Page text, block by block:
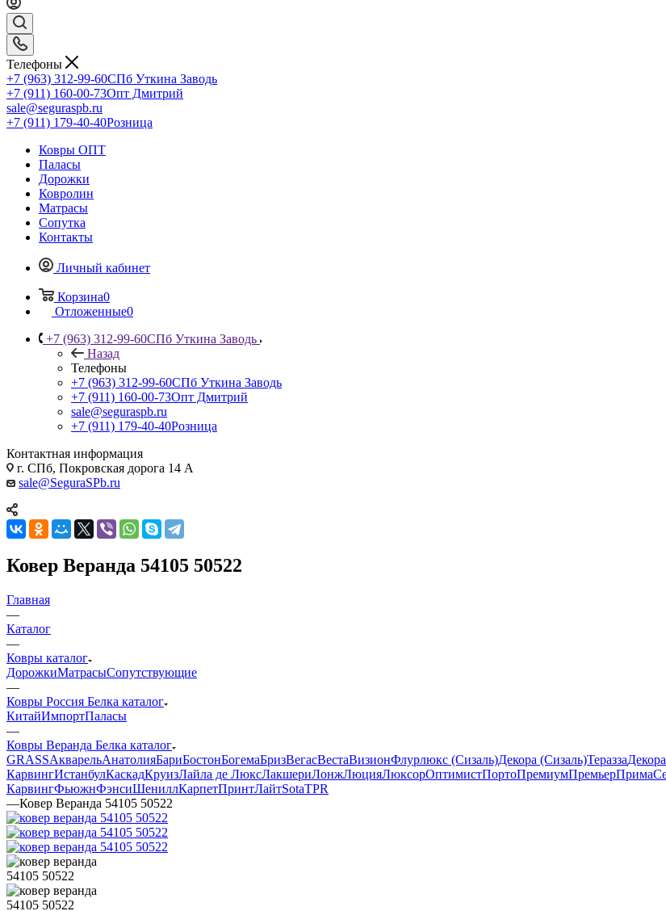
Телефоны
+7 (963) 312-99-60СПб Уткина Заводь
+7 (911) 160-00-73Опт Дмитрий
sale@seguraspb.ru
+7 (911) 179-40-40Розница
Ковры ОПТ
Паласы
Дорожки
Ковролин
Матрасы
Сопутка
Контакты
Личный кабинет
Корзина0
Отложенные0
+7 (963) 312-99-60СПб Уткина Заводь
Назад
Телефоны
+7 (963) 312-99-60СПб Уткина Заводь
+7 (911) 160-00-73Опт Дмитрий
sale@seguraspb.ru
+7 (911) 179-40-40Розница
Контактная информация
г. СПб, Покровская дорога 14 А
sale@SeguraSPb.ru
Ковер Веранда 54105 50522
Главная
—
Каталог
—
Ковры каталог
ДорожкиМатрасыСопутствующие
—
Ковры Россия Белка каталог
КитайИмпортПаласы
—
Ковры Веранда Белка каталог
GRASSАкварельАнатолияБариБостонБогемаБризВегасВестаВизионФлурлюкс (Сизаль)Декора (Сизаль)Теразза
КарвингИстанбулКаскадКруизЛайла де ЛюксЛакшериЛонжЛюцияЛюксорОптимистПортоПремиумПремьерПрима
КарвингФьюжнФэнсиШениллКарпетПринтЛайтSotaTPR
—Ковер Веранда 54105 50522